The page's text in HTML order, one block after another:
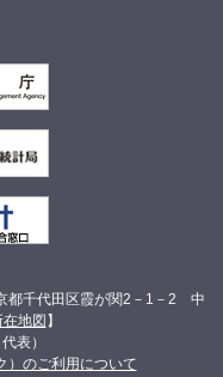
千代田区霞が関2－1－2 中
在地図 】
表）
）のご利用について